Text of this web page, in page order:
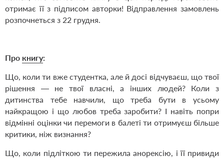
отримає її з підписом авторки! Відправлення замовлень
розпочнеться з 22 грудня.
Про книгу:
Що, коли ти вже студентка, але й досі відчуваєш, що твої
рішення — не твої власні, а інших людей? Коли з
дитинства тебе навчили, що треба бути в усьому
найкращою і що любов треба заробити? І навіть попри
відмінні оцінки чи перемоги в балеті ти отримуєш більше
критики, ніж визнання?
Що, коли підліткою ти пережила анорексію, і її привиди